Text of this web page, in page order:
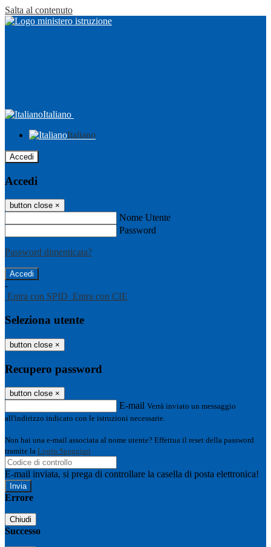
Salta al contenuto
Italiano
Italiano
Accedi
Accedi
button close ×
Nome Utente
Password
Password dimenticata?
-
Entra con SPID Entra con CIE
Seleziona utente
button close ×
Recupero password
button close ×
E-mail Verrà inviato un messaggio
all'indirizzo indicato con le istruzioni necessarie.
Non hai una e-mail associata al nome utente? Effettua il reset della password
tramite la Login Spaggiari
E-mail inviata, si prega di controllare la casella di posta elettronica!
Errore
Chiudi
Successo